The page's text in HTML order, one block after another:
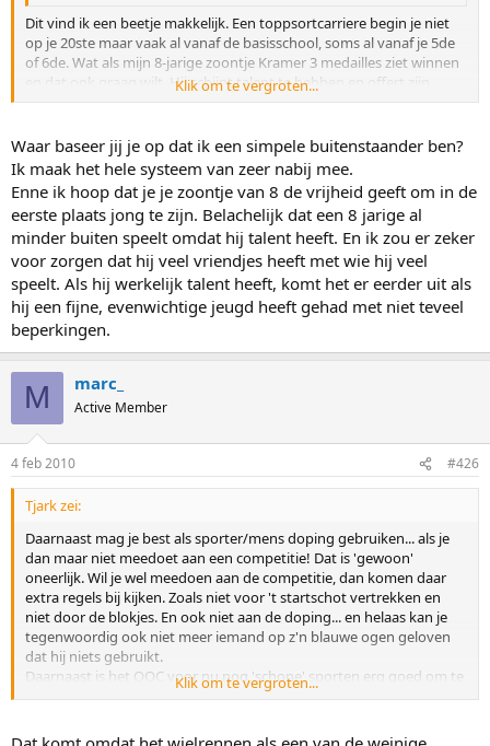
Dit vind ik een beetje makkelijk. Een toppsortcarriere begin je niet
op je 20ste maar vaak al vanaf de basisschool, soms al vanaf je 5de
of 6de. Wat als mijn 8-jarige zoontje Kramer 3 medailles ziet winnen
en dat ook graag wilt. Hij schijnt talent te hebben en offert zijn
halve of hele jeugd op om de top te bereiken. Minder buitenspelen
voor school/studie, uitgaan en andere dingen die de jeugd doet.
Gaandeweg zal die wel ontdekken dat er steeds meer inbreuk op
zijn rechten wordt gemaakt totdat op een gegeven moment
(hopelijk pas op zijn 20ste en niet op zijn 13de) het where-about
systeem (of tegen die tijd zal er waarschijnlijk een chip
geimplanteerd worden bij sportersof zo) door zijn strot wordt
geduwd. En dan wordt er doodleuk door een simpele
buitenstaander gezegd, het is een vrije keuze, anders ga je maar
lekker wat anders doen.
Klik om te vergroten...
Waar baseer jij je op dat ik een simpele buitenstaander ben?
Ik maak het hele systeem van zeer nabij mee.
Enne ik hoop dat je je zoontje van 8 de vrijheid geeft om in de
eerste plaats jong te zijn. Belachelijk dat een 8 jarige al
minder buiten speelt omdat hij talent heeft. En ik zou er zeker
voor zorgen dat hij veel vriendjes heeft met wie hij veel
speelt. Als hij werkelijk talent heeft, komt het er eerder uit als
hij een fijne, evenwichtige jeugd heeft gehad met niet teveel
beperkingen.
M marc_
Active Member
4 feb 2010 #426
Tjark zei:
Daarnaast mag je best als sporter/mens doping gebruiken... als je
dan maar niet meedoet aan een competitie! Dat is 'gewoon'
oneerlijk. Wil je wel meedoen aan de competitie, dan komen daar
extra regels bij kijken. Zoals niet voor 't startschot vertrekken en
niet door de blokjes. En ook niet aan de doping... en helaas kan je
tegenwoordig ook niet meer iemand op z'n blauwe ogen geloven
dat hij niets gebruikt.
Daarnaast is het OOC voor nu nog 'schone' sporten erg goed om te
voorkomen dat een sport een 'wielren-sport' wordt. Bij elke Tour
zal wel doping hebben gebruikt".
Klik om te vergroten...